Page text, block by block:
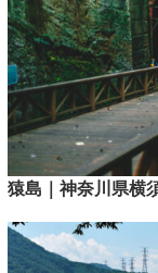
猿島｜神奈川県横